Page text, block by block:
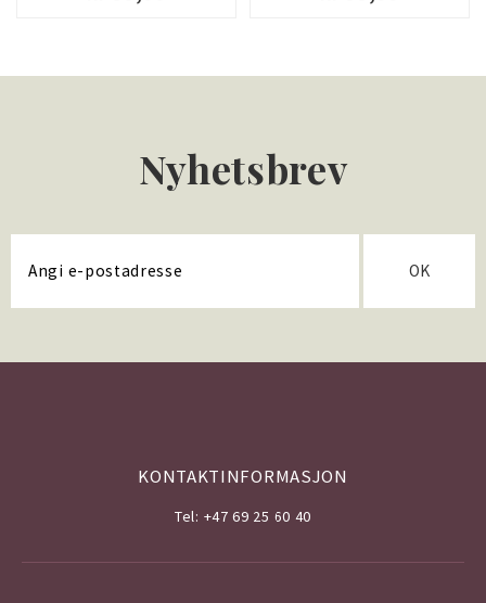
Nyhetsbrev
OK
KONTAKTINFORMASJON
Tel: +47 69 25 60 40